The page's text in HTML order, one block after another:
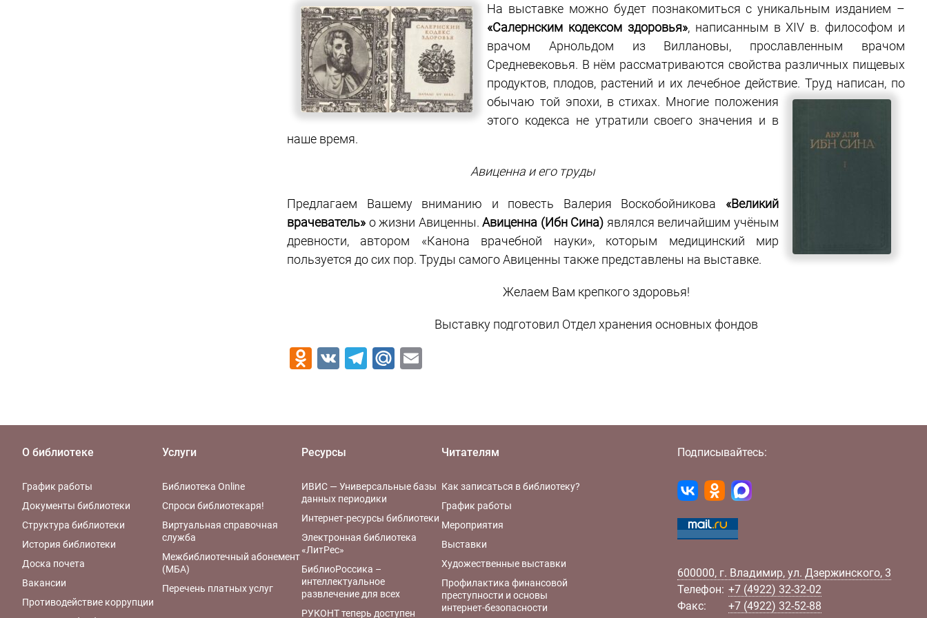
На выставке можно будет познакомиться с уникальным изданием –
«Салернским кодексом здоровья», написанным в XIV в. философом и
врачом Арнольдом из Виллановы, прославленным врачом
Средневековья. В нём рассматриваются свойства различных пищевых
продуктов, плодов, растений и их лечебное действие. Труд написан, по
обычаю той эпохи, в стихах. Многие положения
этого кодекса не утратили своего значения и в
наше время.
Авиценна и его труды
Предлагаем Вашему вниманию и повесть Валерия Воскобойникова «Великий
врачеватель» о жизни Авиценны.Авиценна (Ибн Сина) являлся величайшим учёным
древности, автором «Канона врачебной науки», которым медицинский мир
пользуется до сих пор. Труды самого Авиценны также представлены на выставке.
Желаем Вам крепкого здоровья!
Выставку подготовил Отдел хранения основных фондов
Odnoklassniki
VK Telegram
Mail.Ru
О библиотеке
График работы
Документы библиотеки
Структура библиотеки
История библиотеки
Доска почета
Вакансии
Противодействие коррупции
Услуги
Библиотека Online
Спроси библиотекаря!
Виртуальная справочная
служба
Межбиблиотечный абонемент
(МБА)
Перечень платных услуг
Ресурсы
ИВИС — Универсальные базы
данных периодики
Интернет-ресурсы библиотеки
Электронная библиотека
«ЛитРес»
БиблиоРоссика –
интеллектуальное
развлечение для всех
РУКОНТ теперь доступен
Читателям
Как записаться в библиотеку?
График работы
Мероприятия
Выставки
Художественные выставки
Профилактика финансовой
преступности и основы
интернет-безопасности
Подписывайтесь:
600000, г. Владимир, ул. Дзержинского, 3
Телефон: +7 (4922) 32-32-02
Факс:
+7 (4922) 32-52-88